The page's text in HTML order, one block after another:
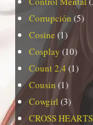
Corrupción (5)
Cosine (1)
Cosplay (10)
Count 2.4 (1)
Cousin (1)
Cowgirl (3)
CROSS HEARTS